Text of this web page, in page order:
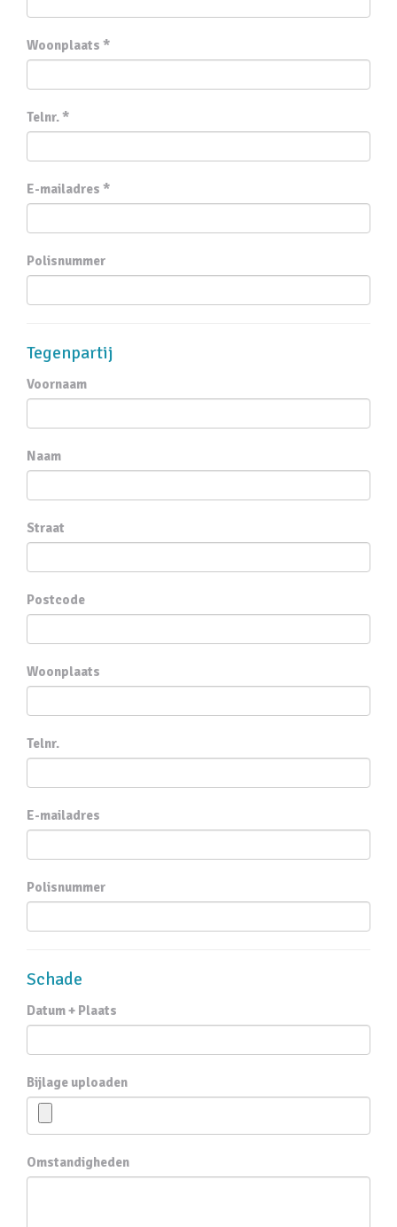
Woonplaats *
Telnr. *
E-mailadres *
Polisnummer
Tegenpartij
Voornaam
Naam
Straat
Postcode
Woonplaats
Telnr.
E-mailadres
Polisnummer
Schade
Datum + Plaats
Bijlage uploaden
Omstandigheden